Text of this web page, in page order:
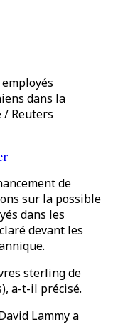
dans la
/ Reuters
de
sur la possible
dans les
devant les
sterling de
a-t-il précisé.
Lammy a